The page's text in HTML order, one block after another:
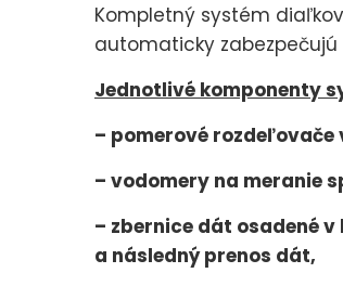
Kompletný systém
automaticky
Jednotlivé komponenty
– pomerové
– vodomery na meranie
– zbernice dát osadené
a následný prenos dát,